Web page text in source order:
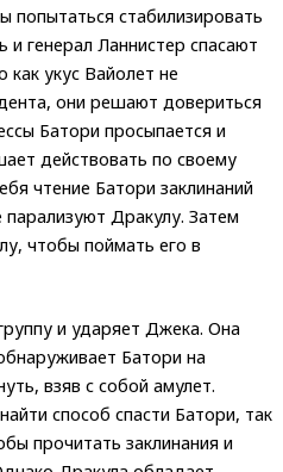
попытаться стабилизировать
генерал Ланнистер спасают
укус Вайолет не
они решают довериться
Батори просыпается и
действовать по своему
чтение Батори заклинаний
Дракулу. Затем
чтобы поймать его в
и ударяет Джека. Она
Батори на
взяв с собой амулет.
способ спасти Батори, так
прочитать заклинания и